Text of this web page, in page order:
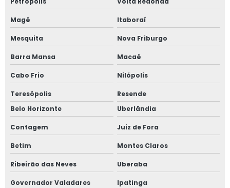
Empresa de treinamento nr 12
Empresa especializada em norma regulamentadora
Empresa especializada em nr 12
Empresa especializada em projetos elétricos
Empresa laudo spda
Empresa treinamentos de nr 13
Inspeção de caldeiras campo grande
Magé Itaboraí
Mesquita Nova Friburgo
Barra Mansa Macaé
Cabo Frio Nilópolis
Teresópolis
Resende
Belo Horizonte
Uberlândia
Contagem Juiz de Fora
Betim Montes Claros
Ribeirão das Neves Uberaba
Governador Valadares Ipatinga